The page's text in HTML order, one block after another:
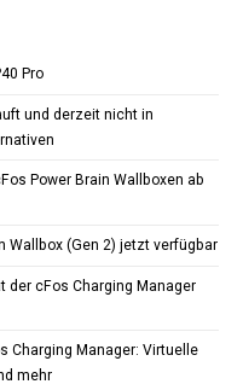
Pro
und derzeit nicht in
Power Brain Wallboxen ab
Wallbox (Gen 2) jetzt verfügbar
der cFos Charging Manager
Charging Manager: Virtuelle
mehr